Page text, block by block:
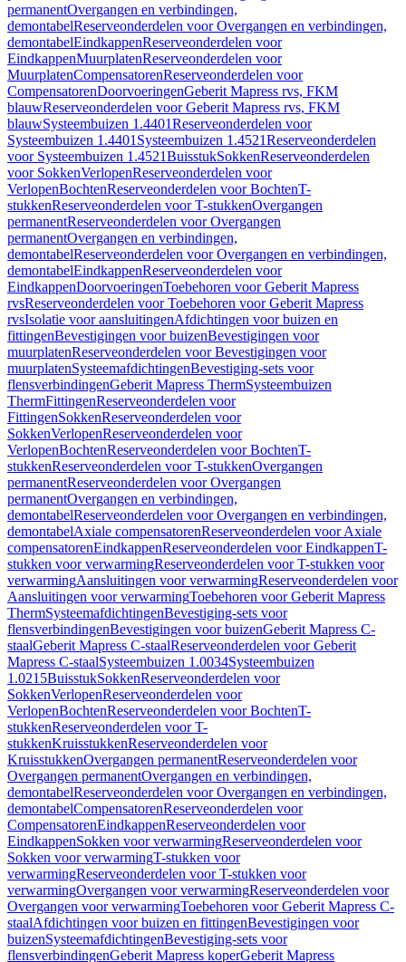
permanentOvergangen en verbindingen,
demontabelReserveonderdelen voor Overgangen en verbindingen,
demontabelEindkappenReserveonderdelen voor
EindkappenMuurplatenReserveonderdelen voor
MuurplatenCompensatorenReserveonderdelen voor
CompensatorenDoorvoeringenGeberit Mapress rvs, FKM
blauwReserveonderdelen voor Geberit Mapress rvs, FKM
blauwSysteembuizen 1.4401Reserveonderdelen voor
Systeembuizen 1.4401 Systeembuizen 1.4521Reserveonderdelen
voor Systeembuizen 1.4521BuisstukSokkenReserveonderdelen
voor SokkenVerlopenReserveonderdelen voor
VerlopenBochtenReserveonderdelen voor BochtenT-
stukkenReserveonderdelen voor T-stukkenOvergangen
permanentReserveonderdelen voor Overgangen
permanentOvergangen en verbindingen,
demontabelReserveonderdelen voor Overgangen en verbindingen,
demontabelEindkappenReserveonderdelen voor
EindkappenDoorvoeringenToebehoren voor Geberit Mapress
rvsReserveonderdelen voor Toebehoren voor Geberit Mapress
rvsIsolatie voor aansluitingenAfdichtingen voor buizen en
fittingenBevestigingen voor buizenBevestigingen voor
muurplatenReserveonderdelen voor Bevestigingen voor
muurplatenSysteemafdichtingenBevestiging-sets voor
flensverbindingenGeberit Mapress ThermSysteembuizen
ThermFittingenReserveonderdelen voor
FittingenSokkenReserveonderdelen voor
SokkenVerlopenReserveonderdelen voor
VerlopenBochtenReserveonderdelen voor BochtenT-
stukkenReserveonderdelen voor T-stukkenOvergangen
permanentReserveonderdelen voor Overgangen
permanentOvergangen en verbindingen,
demontabelReserveonderdelen voor Overgangen en verbindingen,
demontabelAxiale compensatorenReserveonderdelen voor Axiale
compensatorenEindkappenReserveonderdelen voor EindkappenT-
stukken voor verwarmingReserveonderdelen voor T-stukken voor
verwarmingAansluitingen voor verwarmingReserveonderdelen voor
Aansluitingen voor verwarmingToebehoren voor Geberit Mapress
ThermSysteemafdichtingenBevestiging-sets voor
flensverbindingenBevestigingen voor buizenGeberit Mapress C-
staalGeberit Mapress C-staalReserveonderdelen voor Geberit
Mapress C-staalSysteembuizen 1.0034Systeembuizen
1.0215BuisstukSokkenReserveonderdelen voor
SokkenVerlopenReserveonderdelen voor
VerlopenBochtenReserveonderdelen voor BochtenT-
stukkenReserveonderdelen voor T-
stukkenKruisstukkenReserveonderdelen voor
KruisstukkenOvergangen permanentReserveonderdelen voor
Overgangen permanentOvergangen en verbindingen,
demontabelReserveonderdelen voor Overgangen en verbindingen,
demontabelCompensatorenReserveonderdelen voor
CompensatorenEindkappenReserveonderdelen voor
EindkappenSokken voor verwarmingReserveonderdelen voor
Sokken voor verwarmingT-stukken voor
verwarmingReserveonderdelen voor T-stukken voor
verwarmingOvergangen voor verwarmingReserveonderdelen voor
Overgangen voor verwarmingToebehoren voor Geberit Mapress C-
staalAfdichtingen voor buizen en fittingenBevestigingen voor
buizenSysteemafdichtingenBevestiging-sets voor
flensverbindingenGeberit Mapress koperGeberit Mapress